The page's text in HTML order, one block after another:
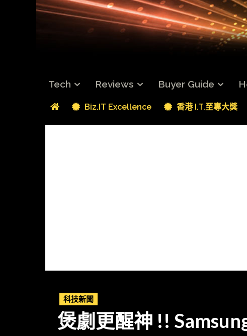
Tech Reviews Buyer Guide
Biz.IT Excellence 香港 I.T.至專大獎
科技新聞
煲劇更醒神 !!